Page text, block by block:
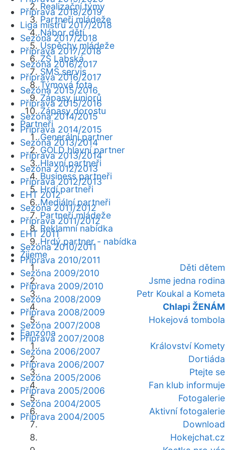
Realizační týmy
Partneři mládeže
Nábor dětí
Úspěchy mládeže
ZŠ Labská
SMS servis
Týmová fota
Zápasy juniorů
Zápasy dorostu
Partneři
Generální partner
GOLD hlavní partner
Hlavní partneři
Business partneři
Hrdí partneři
Mediální partneři
Partneři mládeže
Reklamní nabídka
Hrdý partner - nabídka
Žijeme
Děti dětem
Jsme jedna rodina
Petr Koukal a Kometa
Chlapi ŽENÁM
Hokejová tombola
Fanzóna
Království Komety
Dortiáda
Ptejte se
Fan klub informuje
Fotogalerie
Aktivní fotogalerie
Download
Hokejchat.cz
Příprava 2018/2019
Liga mistrů 2017/2018
Sezóna 2017/2018
Příprava 2017/2018
Sezóna 2016/2017
Příprava 2016/2017
Sezóna 2015/2016
Příprava 2015/2016
Sezóna 2014/2015
Příprava 2014/2015
Sezóna 2013/2014
Příprava 2013/2014
Sezóna 2012/2013
Příprava 2012/2013
EHT 2012
Sezóna 2011/2012
Příprava 2011/2012
EHT 2011
Sezóna 2010/2011
Příprava 2010/2011
Sezóna 2009/2010
Příprava 2009/2010
Sezóna 2008/2009
Příprava 2008/2009
Sezóna 2007/2008
Příprava 2007/2008
Sezóna 2006/2007
Příprava 2006/2007
Sezóna 2005/2006
Příprava 2005/2006
Sezóna 2004/2005
Příprava 2004/2005